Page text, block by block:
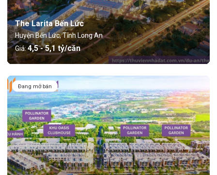
The Larita Bến Lức
Huyện Bến Lức, Tỉnh Long An
Giá:4,5 - 5,1 tỷ/căn
Đang mở bán